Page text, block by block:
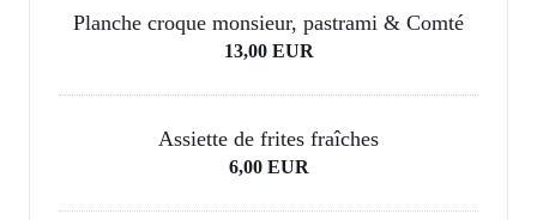
Planche croque monsieur, pastrami & Comté
13,00 EUR
Assiette de frites fraîches
6,00 EUR